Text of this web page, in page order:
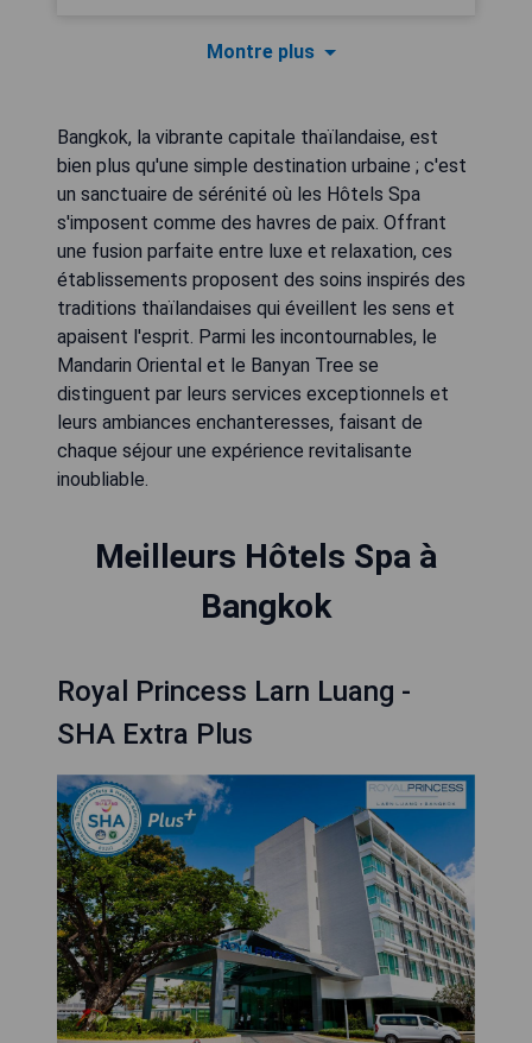
Montre plus
Bangkok, la vibrante capitale thaïlandaise, est
bien plus qu'une simple destination urbaine ; c'est
un sanctuaire de sérénité où les Hôtels Spa
s'imposent comme des havres de paix. Offrant
une fusion parfaite entre luxe et relaxation, ces
établissements proposent des soins inspirés des
traditions thaïlandaises qui éveillent les sens et
apaisent l'esprit. Parmi les incontournables, le
Mandarin Oriental et le Banyan Tree se
distinguent par leurs services exceptionnels et
leurs ambiances enchanteresses, faisant de
chaque séjour une expérience revitalisante
inoubliable.
Meilleurs Hôtels Spa à
Bangkok
Royal Princess Larn Luang -
SHA Extra Plus